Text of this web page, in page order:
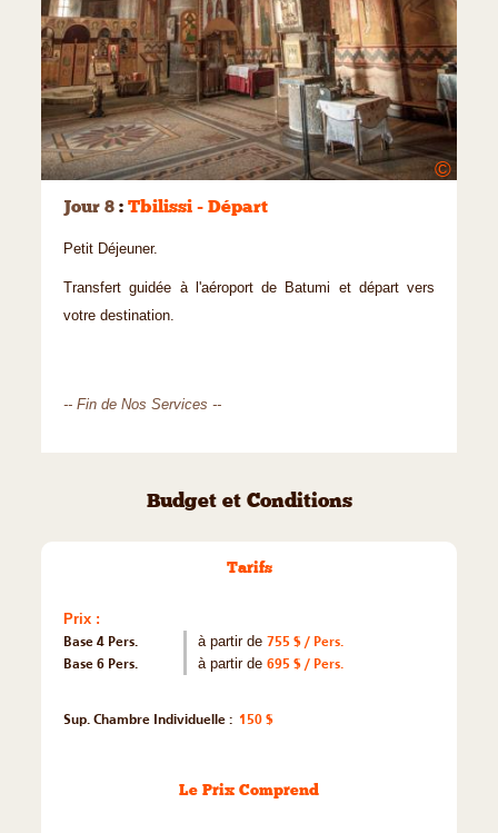
©
Jour 8 : Tbilissi - Départ
Petit Déjeuner.
Transfert guidée à l'aéroport de Batumi et départ vers
votre destination.
-- Fin de Nos Services --
Budget et Conditions
Tarifs
Prix :
Base 4 Pers.
à partir de 755 $ / Pers.
Base 6 Pers.
à partir de 695 $ / Pers.
Sup. Chambre Individuelle : 150 $
Le Prix Comprend